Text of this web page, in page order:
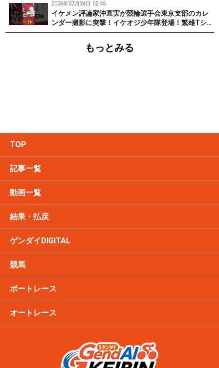
2026年07月24日 02:45
イケメン評論家沖直実が競輪選手会東京支部のカレ
ンダー撮影に突撃！イケオジ少年隊登場！繁雄Tシャ
ツへの思いとは？ #PR #松戸けいりん #川口満広 #
浦山一栄 #市川健太
もっとみる
TOP
記事一覧
動画一覧
結果・払戻
ゲンダイDIGITAL
競馬
ボートレース
オートレース